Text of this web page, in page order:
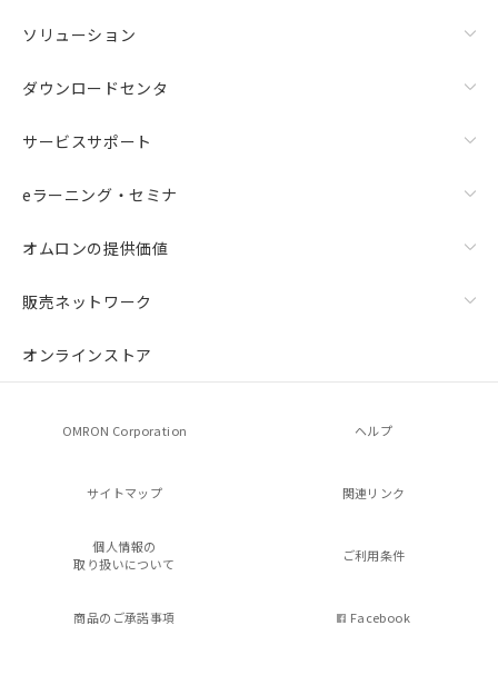
ソリューション
ダウンロードセンタ
サービスサポート
eラーニング・セミナ
オムロンの提供価値
販売ネットワーク
オンラインストア
OMRON Corporation ヘルプ
サイトマップ 関連リンク
個人情報の
取り扱いについて
ご利用条件
商品のご承諾事項 Facebook